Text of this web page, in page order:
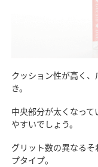
クッション性が高く
き。
中央部分が太くなっ
やすいでしょう。
グリット数の異なる
プタイプ。